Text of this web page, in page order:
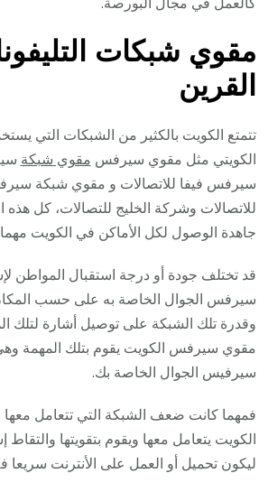
مقوي شبكات
القرين
تتمتع الكويت بالكثير من الشبكات التي
الكويتي مثل مقوي سيرفس مقوي شبكة
سيرفس فيفا للاتصالات و مقوي شبكة
للاتصالات وشركة الخليج للتصالات، كل
جاهدة الوصول لكل الأماكن في الكويت
قد تختلف جودة أو درجة استقبال المواطن
سيرفس الجوال الخاصة به على حسب
وقدرة تلك الشبكة على توصيل أشارة لتلك
مقوي سيرفس الكويت يقوم بتلك المهمة
سيرفيس الجوال الخاصة بك.
فمهما كانت ضعف الشبكة التي تتعامل
الكويت يتعامل معها ويقوم بتقويتها والتقاط
ليكون تحميل أو العمل على الأنترنت سريعا